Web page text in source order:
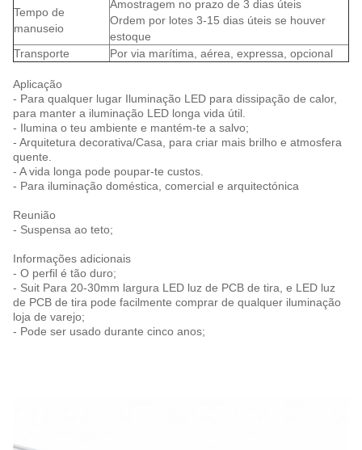
Tempo de
manuseio
Amostragem no prazo de 3 dias úteis
Ordem por lotes 3-15 dias úteis se houver
estoque
Transporte
Por via marítima, aérea, expressa, opcional
Aplicação
- Para qualquer lugar Iluminação LED para dissipação de calor,
para manter a iluminação LED longa vida útil.
- Ilumina o teu ambiente e mantém-te a salvo;
- Arquitetura decorativa/Casa, para criar mais brilho e atmosfera
quente.
- A vida longa pode poupar-te custos.
- Para iluminação doméstica, comercial e arquitectónica
Reunião
- Suspensa ao teto;
Informações adicionais
- O perfil é tão duro;
- Suit Para 20-30mm largura LED luz de PCB de tira, e LED luz
de PCB de tira pode facilmente comprar de qualquer iluminação
loja de varejo;
- Pode ser usado durante cinco anos;